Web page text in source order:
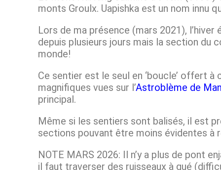
monts Groulx. Uapishka est un nom innu
Lors de ma présence (mars 2021),
depuis plusieurs jours mais la section du
monde!
Ce sentier est le seul en ‘boucle’ offert
magnifiques vues sur l’Astroblème de
principal.
Même si les sentiers sont balisés, il est
sections pouvant être moins évidentes à
NOTE MARS 2026: Il n’y a plus de pont
il faut traverser des ruisseaux à gué